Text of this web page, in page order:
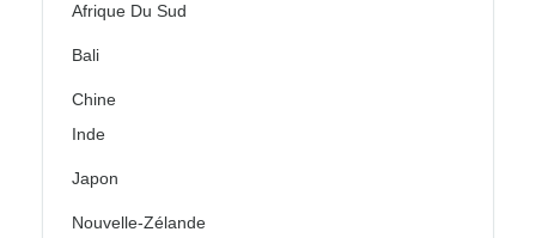
Afrique Du Sud
Bali
Chine
Inde
Japon
Nouvelle-Zélande